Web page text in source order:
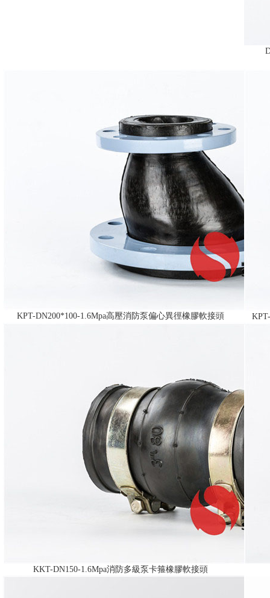
KPT-DN200*100-1.6Mpa高壓消防泵偏心異徑橡膠軟接頭
KKT-DN150-1.6Mpa消防多級泵卡箍橡膠軟接頭